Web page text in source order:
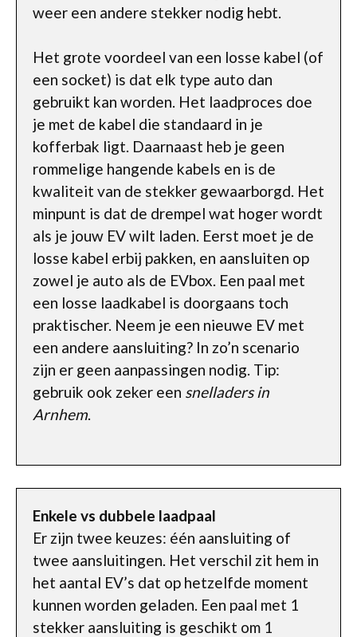
weer een andere stekker nodig hebt.
Het grote voordeel van een losse kabel (of
een socket) is dat elk type auto dan
gebruikt kan worden. Het laadproces doe
je met de kabel die standaard in je
kofferbak ligt. Daarnaast heb je geen
rommelige hangende kabels en is de
kwaliteit van de stekker gewaarborgd. Het
minpunt is dat de drempel wat hoger wordt
als je jouw EV wilt laden. Eerst moet je de
losse kabel erbij pakken, en aansluiten op
zowel je auto als de EVbox. Een paal met
een losse laadkabel is doorgaans toch
praktischer. Neem je een nieuwe EV met
een andere aansluiting? In zo’n scenario
zijn er geen aanpassingen nodig. Tip:
gebruik ook zeker een snelladers in
Arnhem.
Enkele vs dubbele laadpaal
Er zijn twee keuzes: één aansluiting of
twee aansluitingen. Het verschil zit hem in
het aantal EV’s dat op hetzelfde moment
kunnen worden geladen. Een paal met 1
stekker aansluiting is geschikt om 1